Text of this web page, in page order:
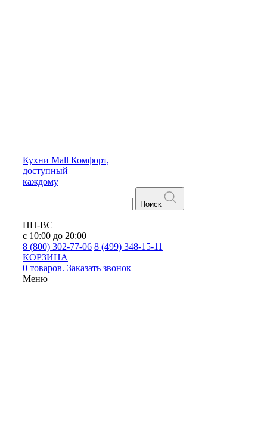
Кухни Mall Комфорт,
доступный
каждому
Поиск
ПН-ВС
с 10:00 до 20:00
8 (800) 302-77-06 8 (499) 348-15-11
КОРЗИНА
0 товаров. Заказать звонок
Меню